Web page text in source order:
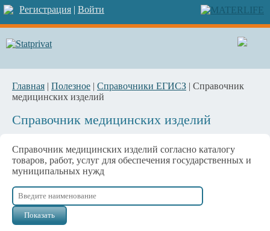
Регистрация | Войти
Главная | Полезное | Справочники ЕГИСЗ | Справочник
медицинских изделий
Справочник медицинских изделий
Справочник медицинских изделий согласно каталогу
товаров, работ, услуг для обеспечения государственных и
муниципальных нужд